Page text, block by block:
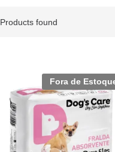
Products found
Fora de